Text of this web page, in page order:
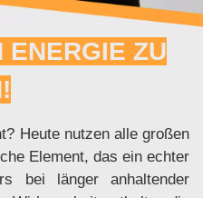
ENERGIE ZU
Heute nutzen alle großen
Element, das ein echter
bei länger anhaltender